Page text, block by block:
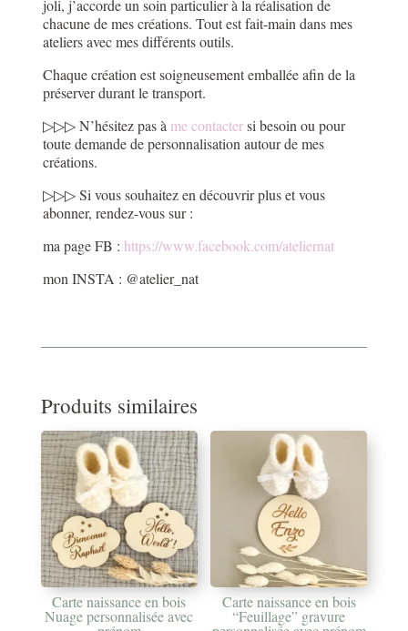
joli, j’accorde un soin particulier à la réalisation de
chacune de mes créations. Tout est fait-main dans mes
ateliers avec mes différents outils.
Chaque création est soigneusement emballée afin de la
préserver durant le transport.
▷▷▷ N’hésitez pas à me contactersi besoin ou pour
toute demande de personnalisation autour de mes
créations.
▷▷▷ Si vous souhaitez en découvrir plus et vous
abonner, rendez-vous sur :
ma page FB : https://www.facebook.com/ateliernat
mon INSTA : @atelier_nat
Produits similaires
Carte naissance en bois
Nuage personnalisée avec
Carte naissance en bois
“Feuillage” gravure